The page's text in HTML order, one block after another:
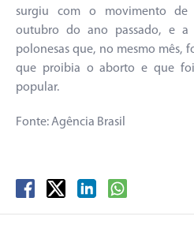
surgiu com o movimento de
outubro do ano passado, e a
polonesas que, no mesmo mês,
que proibia o aborto e que foi
popular.
Fonte: Agência Brasil